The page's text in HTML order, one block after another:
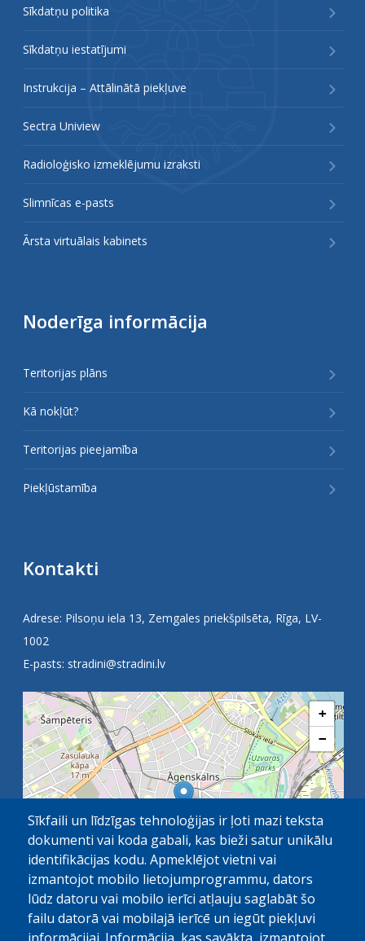
Sīkdatņu politika
Sīkdatņu iestatījumi
Instrukcija – Attālinātā piekļuve
Sectra Uniview
Radioloģisko izmeklējumu izraksti
Slimnīcas e-pasts
Ārsta virtuālais kabinets
Noderīga informācija
Teritorijas plāns
Kā nokļūt?
Teritorijas pieejamība
Piekļūstamība
Kontakti
Adrese: Pilsoņu iela 13, Zemgales priekšpilsēta, Rīga, LV-
1002
E-pasts: stradini@stradini.lv
+
−
1 km OpenStreetMap contributors
Sīkfaili un līdzīgas tehnoloģijas ir ļoti mazi teksta
dokumenti vai koda gabali, kas bieži satur unikālu
identifikācijas kodu. Apmeklējot vietni vai
izmantojot mobilo lietojumprogrammu, dators
lūdz datoru vai mobilo ierīci atļauju saglabāt šo
failu datorā vai mobilajā ierīcē un iegūt piekļuvi